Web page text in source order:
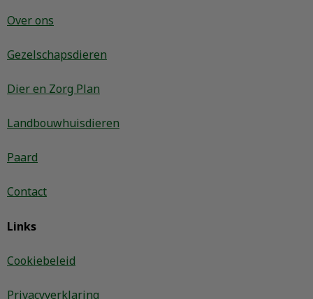
Over ons
Gezelschapsdieren
Dier en Zorg Plan
Landbouwhuisdieren
Paard
Contact
Links
Cookiebeleid
Privacyverklaring